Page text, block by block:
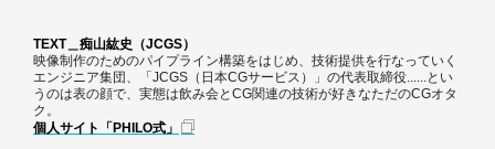
TEXT＿痴山紘史（JCGS）
映像制作のためのパイプライン構築をはじめ、技術提供を行なっていく
エンジニア集団、「JCGS（日本CGサービス）」の代表取締役......とい
うのは表の顔で、実態は飲み会とCG関連の技術が好きなただのCGオタ
ク。
個人サイト「PHILO式」